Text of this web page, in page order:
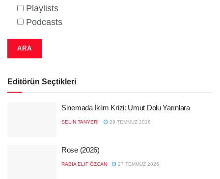
Playlists
Podcasts
Editörün Seçtikleri
Sinemada İklim Krizi: Umut Dolu Yarınlara
SELIN TANYERI 29 TEMMUZ 2026
Rose (2026)
RABIA ELIF ÖZCAN 27 TEMMUZ 2026